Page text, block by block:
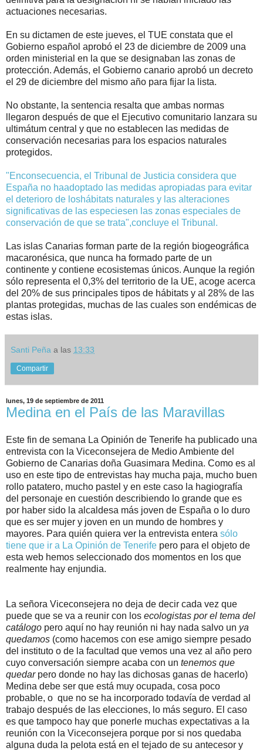
actuaciones necesarias.
En su dictamen de este jueves, el TUE constata que el
Gobierno español aprobó el 23 de diciembre de 2009 una
orden ministerial en la que se designaban las zonas de
protección. Además, el Gobierno canario aprobó un decreto
el 29 de diciembre del mismo año para fijar la lista.
No obstante, la sentencia resalta que ambas normas
llegaron después de que el Ejecutivo comunitario lanzara su
ultimátum central y que no establecen las medidas de
conservación necesarias para los espacios naturales
protegidos.
"Enconsecuencia, el Tribunal de Justicia considera que
España no haadoptado las medidas apropiadas para evitar
el deterioro de loshábitats naturales y las alteraciones
significativas de las especiesen las zonas especiales de
conservación de que se trata",concluye el Tribunal.
Las islas Canarias forman parte de la región biogeográfica
macaronésica, que nunca ha formado parte de un
continente y contiene ecosistemas únicos. Aunque la región
sólo representa el 0,3% del territorio de la UE, acoge acerca
del 20% de sus principales tipos de hábitats y al 28% de las
plantas protegidas, muchas de las cuales son endémicas de
estas islas.
Santi Peña a las 13:33
Compartir
lunes, 19 de septiembre de 2011
Medina en el País de las Maravillas
Este fin de semana La Opinión de Tenerife ha publicado una
entrevista con la Viceconsejera de Medio Ambiente del
Gobierno de Canarias doña Guasimara Medina. Como es al
uso en este tipo de entrevistas hay mucha paja, mucho buen
rollo patatero, mucho pastel y en este caso la hagiografía
del personaje en cuestión describiendo lo grande que es
por haber sido la alcaldesa más joven de España o lo duro
que es ser mujer y joven en un mundo de hombres y
mayores. Para quién quiera ver la entrevista entera sólo
tiene que ir a La Opinión de Tenerife pero para el objeto de
esta web hemos seleccionado dos momentos en los que
realmente hay enjundia.
La señora Viceconsejera no deja de decir cada vez que
puede que se va a reunir con los ecologistas por el tema del
catálogo pero aquí no hay reunión ni hay nada salvo un ya
quedamos (como hacemos con ese amigo siempre pesado
del instituto o de la facultad que vemos una vez al año pero
cuyo conversación siempre acaba con un tenemos que
quedar pero donde no hay las dichosas ganas de hacerlo)
Medina debe ser que está muy ocupada, cosa poco
probable, o que no se ha incorporado todavía de verdad al
trabajo después de las elecciones, lo más seguro. El caso
es que tampoco hay que ponerle muchas expectativas a la
reunión con la Viceconsejera porque por si nos quedaba
alguna duda la pelota está en el tejado de su antecesor y